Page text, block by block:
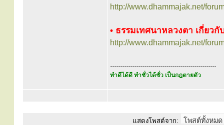
http://www.dhammajak.net/
• ธรรมเทศนาหลวงตา เกี่ยว
http://www.dhammajak.net/
.....................................................
ทำดีได้ดี ทำชั่วได้ชั่ว เป็นกฎตายตัว
แสดงโพสต์จาก: